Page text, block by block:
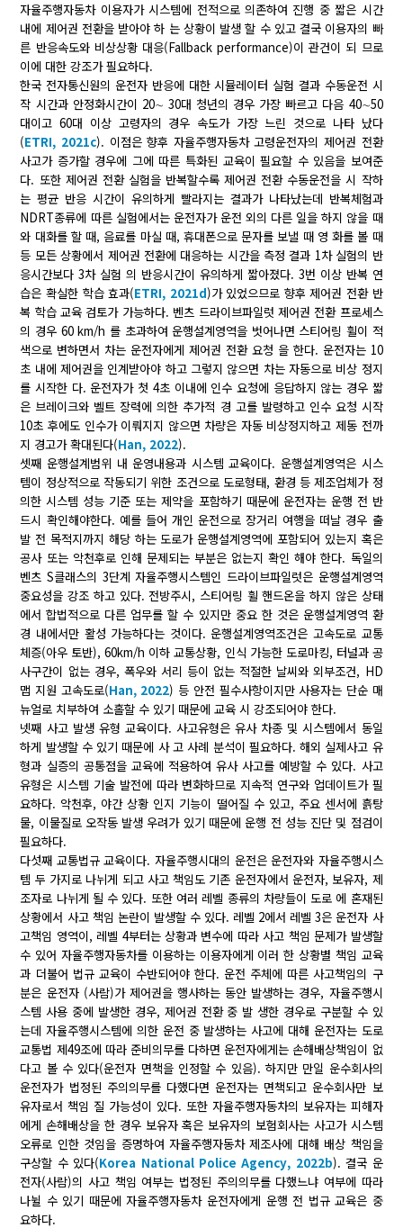
자율주행자동차 이용자가 시스템에 전적으로 의존하여 진행 중 짧은 시간
내에 제어권 전환을 받아야 하 는 상황이 발생 할 수 있고 결국 이용자의 빠
른 반응속도와 비상상황 대응(Fallback performance)이 관건이 되 므로
이에 대한 강조가 필요하다.
한국 전자통신원의 운전자 반응에 대한 시뮬레이터 실험 결과 수동운전 시
작 시간과 안정화시간이 20∼ 30대 청년의 경우 가장 빠르고 다음 40∼50
대이고 60대 이상 고령자의 경우 속도가 가장 느린 것으로 나타 났다
(ETRI, 2021c). 이점은 향후 자율주행자동차 고령운전자의 제어권 전환
사고가 증가할 경우에 그에 따른 특화된 교육이 필요할 수 있음을 보여준
다. 또한 제어권 전환 실험을 반복할수록 제어권 전환 수동운전을 시 작하
는 평균 반응 시간이 유의하게 빨라지는 결과가 나타났는데 반복체험과
NDRT종류에 따른 실험에서는 운전자가 운전 외의 다른 일을 하지 않을 때
와 대화를 할 때, 음료를 마실 때, 휴대폰으로 문자를 보낼 때 영 화를 볼 때
등 모든 상황에서 제어권 전환에 대응하는 시간을 측정 결과 1차 실험의 반
응시간보다 3차 실험 의 반응시간이 유의하게 짧아졌다. 3번 이상 반복 연
습은 확실한 학습 효과(ETRI, 2021d)가 있었으므로 향후 제어권 전환 반
복 학습 교육 검토가 가능하다. 벤츠 드라이브파일럿 제어권 전환 프로세스
의 경우 60 km/h 를 초과하여 운행설계영역을 벗어나면 스티어링 휠이 적
색으로 변하면서 차는 운전자에게 제어권 전환 요청 을 한다. 운전자는 10
초 내에 제어권을 인계받아야 하고 그렇지 않으면 차는 자동으로 비상 정지
를 시작한 다. 운전자가 첫 4초 이내에 인수 요청에 응답하지 않는 경우 짧
은 브레이크와 벨트 장력에 의한 추가적 경 고를 발령하고 인수 요청 시작
10초 후에도 인수가 이뤄지지 않으면 차량은 자동 비상정지하고 제동 전까
지 경고가 확대된다(Han, 2022).
셋째 운행설계범위 내 운영내용과 시스템 교육이다. 운행설계영역은 시스
템이 정상적으로 작동되기 위한 조건으로 도로형태, 환경 등 제조업체가 정
의한 시스템 성능 기준 또는 제약을 포함하기 때문에 운전자는 운행 전 반
드시 확인해야한다. 예를 들어 개인 운전으로 장거리 여행을 떠날 경우 출
발 전 목적지까지 해당 하는 도로가 운행설계영역에 포함되어 있는지 혹은
공사 또는 악천후로 인해 문제되는 부분은 없는지 확인 해야 한다. 독일의
벤츠 S클래스의 3단계 자율주행시스템인 드라이브파일럿은 운행설계영역
중요성을 강조 하고 있다. 전방주시, 스티어링 휠 핸드온을 하지 않은 상태
에서 합법적으로 다른 업무를 할 수 있지만 중요 한 것은 운행설계영역 환
경 내에서만 활성 가능하다는 것이다. 운행설계영역조건은 고속도로 교통
체증(아우 토반), 60km/h 이하 교통상황, 인식 가능한 도로마킹, 터널과 공
사구간이 없는 경우, 폭우와 서리 등이 없는 적절한 날씨와 외부조건, HD
맵 지원 고속도로(Han, 2022) 등 안전 필수사항이지만 사용자는 단순 매
뉴얼로 치부하여 소홀할 수 있기 때문에 교육 시 강조되어야 한다.
넷째 사고 발생 유형 교육이다. 사고유형은 유사 차종 및 시스템에서 동일
하게 발생할 수 있기 때문에 사 고 사례 분석이 필요하다. 해외 실제사고 유
형과 실증의 공통점을 교육에 적용하여 유사 사고를 예방할 수 있다. 사고
유형은 시스템 기술 발전에 따라 변화하므로 지속적 연구와 업데이트가 필
요하다. 악천후, 야간 상황 인지 기능이 떨어질 수 있고, 주요 센서에 흙탕
물, 이물질로 오작동 발생 우려가 있기 때문에 운행 전 성능 진단 및 점검이
필요하다.
다섯째 교통법규 교육이다. 자율주행시대의 운전은 운전자와 자율주행시스
템 두 가지로 나뉘게 되고 사고 책임도 기존 운전자에서 운전자, 보유자, 제
조자로 나뉘게 될 수 있다. 또한 여러 레벨 종류의 차량들이 도로 에 혼재된
상황에서 사고 책임 논란이 발생할 수 있다. 레벨 2에서 레벨 3은 운전자 사
고책임 영역이, 레벨 4부터는 상황과 변수에 따라 사고 책임 문제가 발생할
수 있어 자율주행자동차를 이용하는 이용자에게 이러 한 상황별 책임 교육
과 더불어 법규 교육이 수반되어야 한다. 운전 주체에 따른 사고책임의 구
분은 운전자 (사람)가 제어권을 행사하는 동안 발생하는 경우, 자율주행시
스템 사용 중에 발생한 경우, 제어권 전환 중 발 생한 경우로 구분할 수 있
는데 자율주행시스템에 의한 운전 중 발생하는 사고에 대해 운전자는 도로
교통법 제49조에 따라 준비의무를 다하면 운전자에게는 손해배상책임이 없
다고 볼 수 있다(운전자 면책을 인정할 수 있음). 하지만 만일 운수회사의
운전자가 법정된 주의의무를 다했다면 운전자는 면책되고 운수회사만 보
유자로서 책임 질 가능성이 있다. 또한 자율주행자동차의 보유자는 피해자
에게 손해배상을 한 경우 보유자 혹은 보유자의 보험회사는 사고가 시스템
오류로 인한 것임을 증명하여 자율주행자동차 제조사에 대해 배상 책임을
구상할 수 있다(Korea National Police Agency, 2022b). 결국 운
전자(사람)의 사고 책임 여부는 법정된 주의의무를 다했느냐 여부에 따라
나뉠 수 있기 때문에 자율주행자동차 운전자에게 운행 전 법규 교육은 중
요하다.